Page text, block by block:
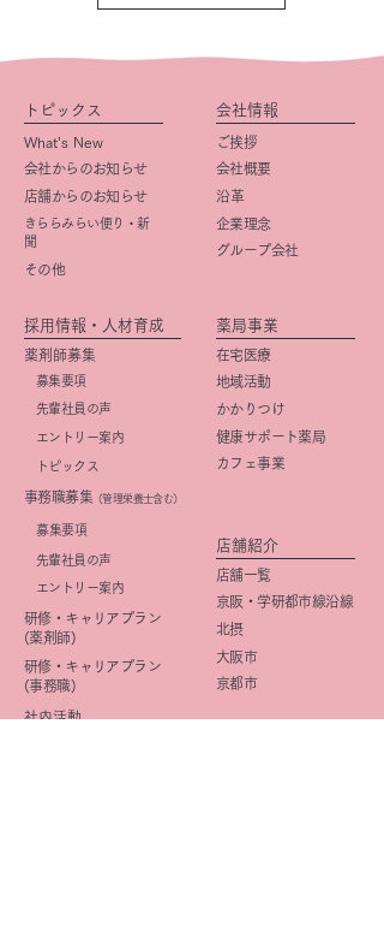
トピックス
What’s New
会社からのお知らせ
店舗からのお知らせ
きららみらい便り・新
聞
その他
会社情報
ご挨拶
会社概要
​沿革
企業理念
グループ会社
採用情報・人材育成
薬剤師募集
募集要項
先輩社員の声
エントリー案内
トピックス
事務職募集 （管理栄養士含む）
​募集要項
先輩社員の声
エントリー案内
研修・キャリアプラン
(薬剤師)
研修・キャリアプラン
(事務職)
社内活動
薬局事業
在宅医療
地域活動
かかりつけ
健康サポート薬局
カフェ事業
店舗紹介
店舗一覧
京阪・学研都市線沿線
北摂
大阪市
京都市